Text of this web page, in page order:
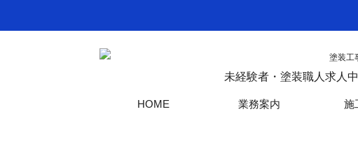
未経験者・塗装職人求人
HOME 業務案内 施